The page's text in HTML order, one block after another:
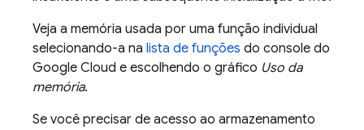
Veja a memória usada por uma função individual
selecionando-a na lista de funções do console do
Google Cloud e escolhendo o gráfico Uso da
memória.
Se você precisar de acesso ao armazenamento